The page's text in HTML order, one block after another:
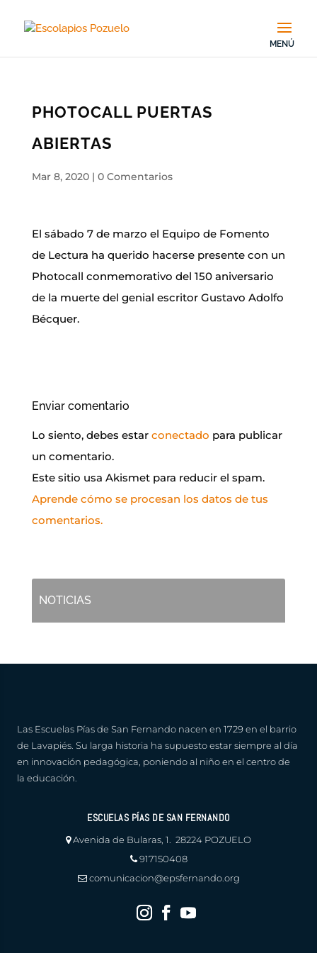
PHOTOCALL PUERTAS
ABIERTAS
Mar 8, 2020| 0 Comentarios
El sábado 7 de marzo el Equipo de Fomento
de Lectura ha querido hacerse presente con un
Photocall conmemorativo del 150 aniversario
de la muerte del genial escritor Gustavo Adolfo
Bécquer.
Enviar comentario
Lo siento, debes estar conectado para publicar
un comentario.
Este sitio usa Akismet para reducir el spam.
Aprende cómo se procesan los datos de tus
comentarios.
NOTICIAS
Las Escuelas Pías de San Fernando nacen en 1729 en el barrio
de Lavapiés. Su larga historia ha supuesto estar siempre al día
en innovación pedagógica, poniendo al niño en el centro de
la educación.
ESCUELAS PÍAS DE SAN FERNANDO
Avenida de Bularas, 1. 28224 POZUELO
917150408
comunicacion@epsfernando.org